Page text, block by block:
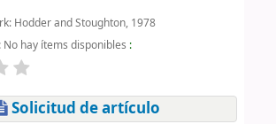
Hodder and Stoughton, 1978
No hay ítems disponibles :
Solicitud de artículo